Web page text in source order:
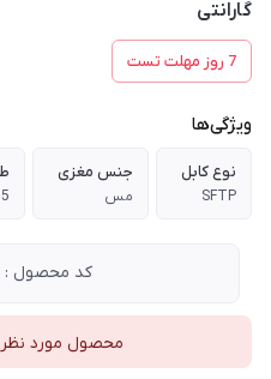
گارانتی
7 روز مهلت تست
ویژگی‌ها
نوع کابل
SFTP
جنس مغزی
مس
کد محصول : 157820428
محصول مورد